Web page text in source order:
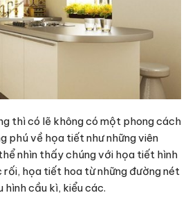
thì có lẽ không có một phong cách
phú về họa tiết như những viên
nhìn thấy chúng với họa tiết hình
họa tiết hoa từ những đường nét
hình cầu kì, kiểu các.